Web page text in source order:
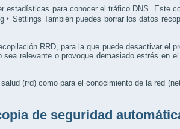
estadísticas para conocer el tráfico DNS. Este
‣ Settings También puedes borrar los datos
RRD, para la que puede desactivar el
relevante o provoque demasiado estrés en
(rrd) como para el conocimiento de la red
de seguridad